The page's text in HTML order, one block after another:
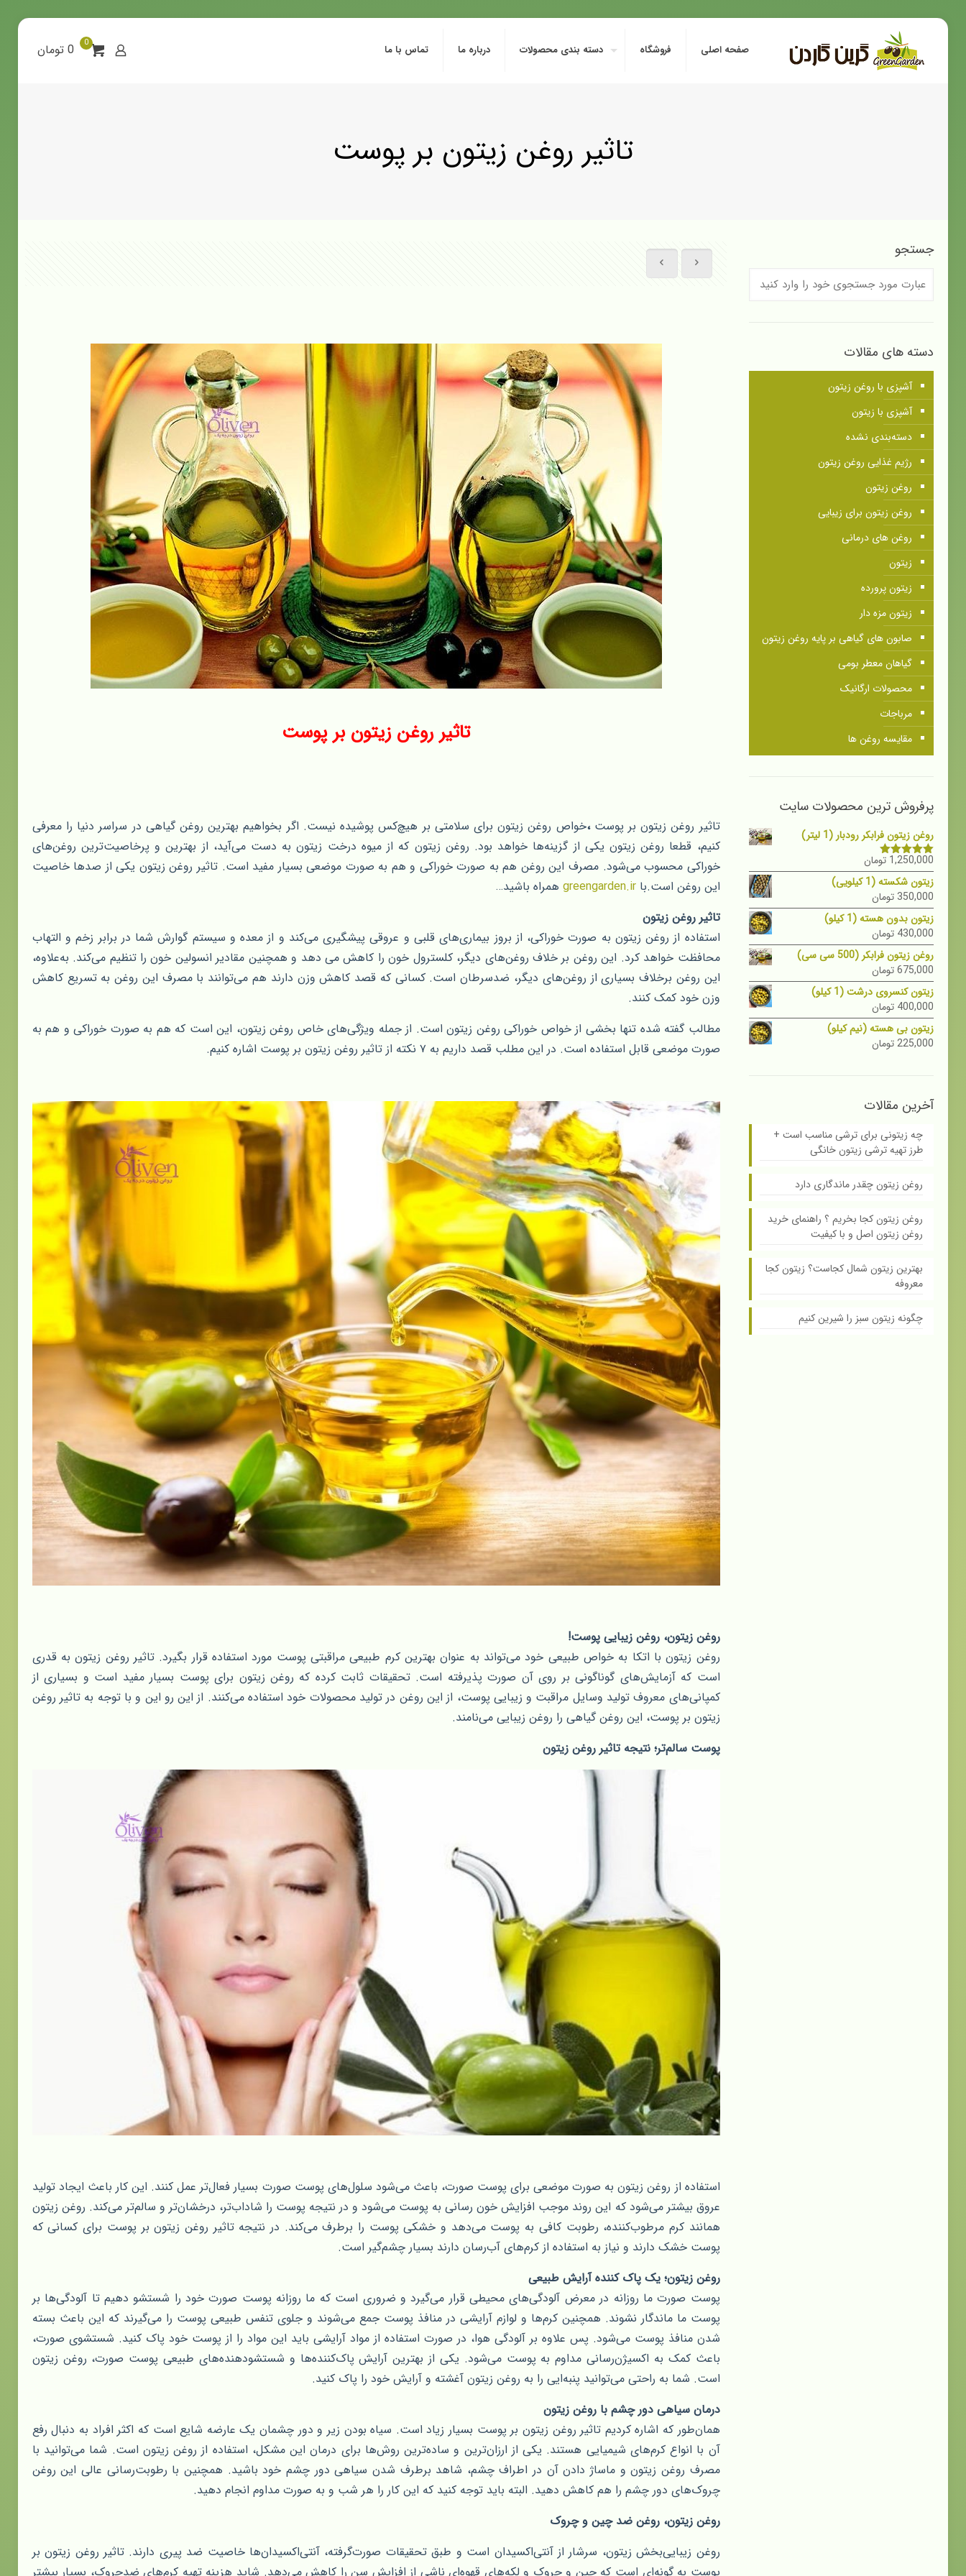
صفحه اصلی فروشگاه دسته بندی محصولات درباره ما تماس با ما 0 0 تومان
تاثیر روغن زیتون بر پوست
تاثیر روغن زیتون بر پوست
تاثیر روغن زیتون بر پوست ،خواص روغن زیتون برای سلامتی بر هیچ‌کس پوشیده نیست. اگر بخواهیم بهترین روغن گیاهی در سراسر دنیا را معرفی
کنیم، قطعا روغن زیتون یکی از گزینه‌ها خواهد بود. روغن زیتون که از میوه درخت زیتون به دست می‌آید، از بهترین و پرخاصیت‌ترین روغن‌های
خوراکی محسوب می‌شود. مصرف این روغن هم به صورت خوراکی و هم به صورت موضعی بسیار مفید است. تاثیر روغن زیتون یکی از صدها خاصیت
این روغن است.باgreengarden.ir همراه باشید…
تاثیر روغن زیتون
استفاده از روغن زیتون به صورت خوراکی، از بروز بیماری‌های قلبی و عروقی پیشگیری می‌کند و از معده و سیستم گوارش شما در برابر زخم و التهاب
محافظت خواهد کرد. این روغن بر خلاف روغن‌های دیگر، کلسترول خون را کاهش می دهد و همچنین مقادیر انسولین خون را تنظیم می‌کند. به‌علاوه،
این روغن برخلاف بسیاری از روغن‌های دیگر، ضدسرطان است. کسانی که قصد کاهش وزن دارند هم می‌توانند با مصرف این روغن به تسریع کاهش
وزن خود کمک کنند.
مطالب گفته شده تنها بخشی از خواص خوراکی روغن زیتون است. از جمله ویژگی‌های خاص روغن زیتون، این است که هم به صورت خوراکی و هم به
صورت موضعی قابل استفاده است. در این مطلب قصد داریم به ۷ نکته از تاثیر روغن زیتون بر پوست اشاره کنیم.
روغن زیتون، روغن زیبایی پوست!
روغن زیتون با اتکا به خواص طبیعی خود می‌تواند به عنوان بهترین کرم طبیعی مراقبتی پوست مورد استفاده قرار بگیرد. تاثیر روغن زیتون به قدری
است که آزمایش‌های گوناگونی بر روی آن صورت پذیرفته است. تحقیقات ثابت کرده که روغن زیتون برای پوست بسیار مفید است و بسیاری از
کمپانی‌های معروف تولید وسایل مراقبت و زیبایی پوست، از این روغن در تولید محصولات خود استفاده می‌کنند. از این رو این و با توجه به تاثیر روغن
زیتون بر پوست، این روغن گیاهی را روغن زیبایی می‌نامند.
پوست سالم‌تر؛ نتیجه تاثیر روغن زیتون
استفاده از روغن زیتون به صورت موضعی برای پوست صورت، باعث می‌شود سلول‌های پوست صورت بسیار فعال‌تر عمل کنند. این کار باعث ایجاد تولید
عروق بیشتر می‌شود که این روند موجب افزایش خون رسانی به پوست می‌شود و در نتیجه پوست را شاداب‌تر، درخشان‌تر و سالم‌تر می‌کند. روغن زیتون
همانند کرم مرطوب‌کننده، رطوبت کافی به پوست می‌دهد و خشکی پوست را برطرف می‌کند. در نتیجه تاثیر روغن زیتون بر پوست برای کسانی که
پوست خشک دارند و نیاز به استفاده از کرم‌های آب‌رسان دارند بسیار چشم‌گیر است.
روغن زیتون؛ یک پاک کننده آرایش طبیعی
پوست صورت ما روزانه در معرض آلودگی‌های محیطی قرار می‌گیرد و ضروری است که ما روزانه پوست صورت خود را شستشو دهیم تا آلودگی‌ها بر
پوست ما ماندگار نشوند. همچنین کرم‌ها و لوازم آرایشی در منافذ پوست جمع می‌شوند و جلوی تنفس طبیعی پوست را می‌گیرند که این باعث بسته
شدن منافذ پوست می‌شود. پس علاوه بر آلودگی هوا، در صورت استفاده از مواد آرایشی باید این مواد را از پوست خود پاک کنید. شستشوی صورت،
باعث کمک به اکسیژن‌رسانی مداوم به پوست می‌شود. یکی از بهترین آرایش پاک‌کننده‌ها و شستشودهنده‌های طبیعی پوست صورت، روغن زیتون
است. شما به راحتی می‌توانید پنبه‌ایی را به روغن زیتون آغشته و آرایش خود را پاک کنید.
درمان سیاهی دور چشم با روغن زیتون
همان‌طور که اشاره کردیم تاثیر روغن زیتون بر پوست بسیار زیاد است. سیاه بودن زیر و دور چشمان یک عارضه شایع است که اکثر افراد به دنبال رفع
آن با انواع کرم‌های شیمیایی هستند. یکی از ارزان‌ترین و ساده‌ترین روش‌ها برای درمان این مشکل، استفاده از روغن زیتون است. شما می‌توانید با
مصرف روغن زیتون و ماساژ دادن آن در اطراف چشم، شاهد برطرف شدن سیاهی دور چشم خود باشید. همچنین با رطوبت‌رسانی عالی این روغن
چروک‌های دور چشم را هم کاهش دهید. البته باید توجه کنید که این کار را هر شب و به صورت مداوم انجام دهید.
روغن زیتون، روغن ضد چین و چروک
روغن زیبایی‌بخش زیتون، سرشار از آنتی‌اکسیدان است و طبق تحقیقات صورت‌گرفته، آنتی‌اکسیدان‌ها خاصیت ضد پیری دارند. تاثیر روغن زیتون بر
پوست به گونه‌ای است که چین و چروک و لکه‌های قهوه‌ای ناشی از افزایش سن را کاهش می‌دهد. شاید هزینه تهیه کرم‌های ضدچروک، بسیار بیشتر
جستجو
دسته های مقالات
آشپزی با روغن زیتون
آشپزی با زیتون
دسته‌بندی نشده
رژیم غذایی روغن زیتون
روغن زیتون
روغن زیتون برای زیبایی
روغن های درمانی
زیتون
زیتون پرورده
زیتون مزه دار
صابون های گیاهی بر پایه روغن زیتون
گیاهان معطر بومی
محصولات ارگانیک
مرباجات
مقایسه روغن ها
پرفروش ترین محصولات سایت
روغن زیتون فرابکر رودبار (1 لیتر)
نمره5.00
از 5
1,250,000 تومان
زیتون شکسته (1 کیلویی)
350,000 تومان
زیتون بدون هسته (1 کیلو)
430,000 تومان
روغن زیتون فرابکر (500 سی سی)
675,000تومان
زیتون کنسروی درشت (1 کیلو)
400,000 تومان
زیتون بی هسته (نیم کیلو)
225,000تومان
آخرین مقالات
چه زیتونی برای ترشی مناسب است +
طرز تهیه ترشی زیتون خانگی
روغن زیتون چقدر ماندگاری دارد
روغن زیتون کجا بخریم ؟ راهنمای خرید
روغن زیتون اصل و با کیفیت
بهترین زیتون شمال کجاست؟ زیتون کجا
معروفه
چگونه زیتون سبز را شیرین کنیم